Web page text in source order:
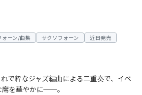
ォーン/曲集 サクソフォーン 近日発売
で粋なジャズ編曲による二重奏で、イベ
席を華やかに──。